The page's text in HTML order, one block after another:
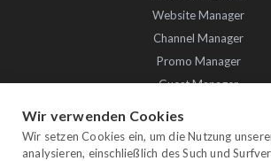
Website Manager
Channel Manager
Promo Manager
Guest Manager
Owner Manager
Wir verwenden Cookies
Wir setzen Cookies ein, um die Nutzung
analysieren, einschließlich des Such und